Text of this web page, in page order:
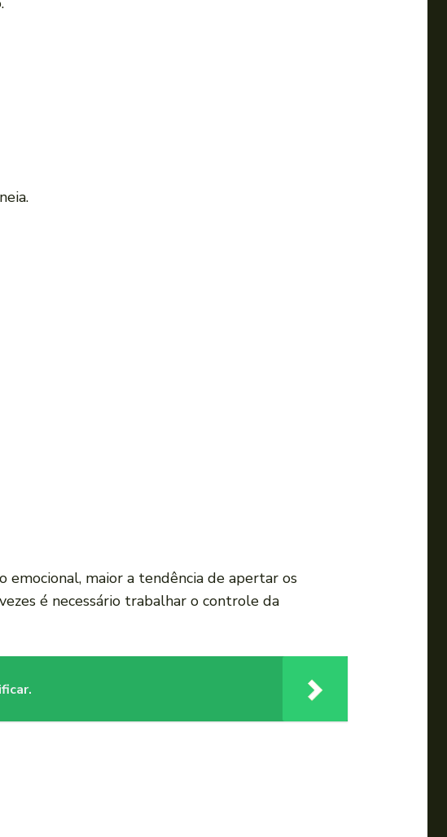
emocional, maior a tendência de apertar os
é necessário trabalhar o controle da